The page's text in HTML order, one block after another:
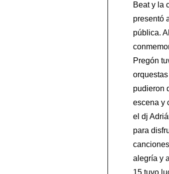
Beat y la
presentó
pública.
Pregón
pu­dieron
escena y
el dj
para
alegría y
15 tuvo